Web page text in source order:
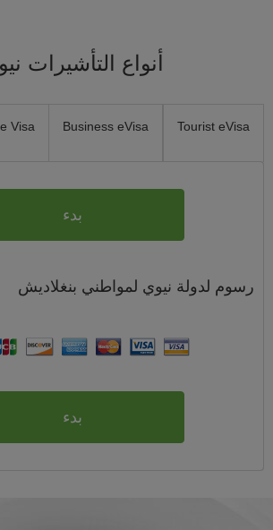
أنواع التأشيرات
Tourist eVisa
Business eVisa
Visa
بدء
رسوم لدولة نيوي لمواطني بنغلاديش
بدء